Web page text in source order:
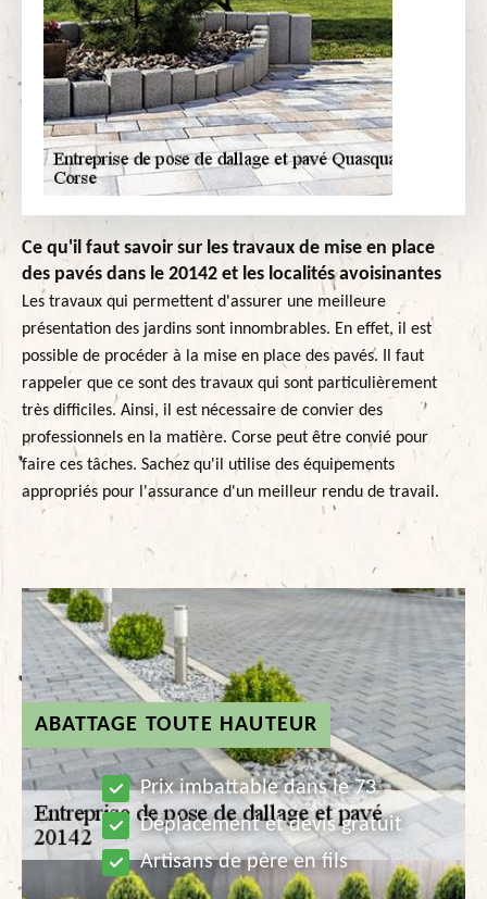
ABATTAGE TOUTE HAUTEUR
Prix imbattable dans le 73
Déplacement et devis gratuit
Artisans de père en fils
Ce qu'il faut savoir sur les travaux de mise en place
des pavés dans le 20142 et les localités avoisinantes
Les travaux qui permettent d'assurer une meilleure
présentation des jardins sont innombrables. En effet, il est
possible de procéder à la mise en place des pavés. Il faut
rappeler que ce sont des travaux qui sont particulièrement
très difficiles. Ainsi, il est nécessaire de convier des
professionnels en la matière. Corse peut être convié pour
faire ces tâches. Sachez qu'il utilise des équipements
appropriés pour l'assurance d'un meilleur rendu de travail.